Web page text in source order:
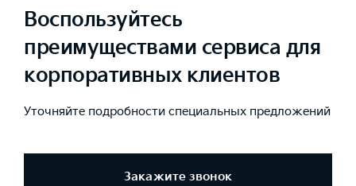
Воспользуйтесь
преимуществами сервиса для
корпоративных клиентов
Уточняйте подробности специальных предложений
Закажите звонок